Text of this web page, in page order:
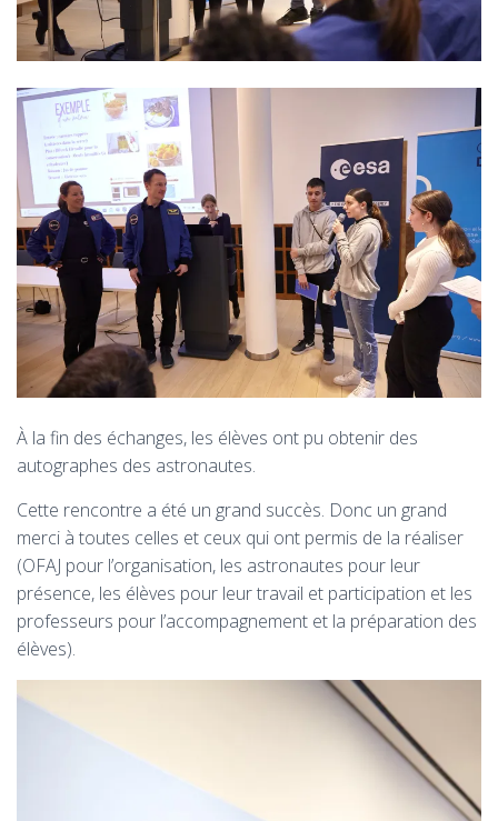
À la fin des échanges, les élèves ont pu obtenir des
autographes des astronautes.
Cette rencontre a été un grand succès. Donc un grand
merci à toutes celles et ceux qui ont permis de la réaliser
(OFAJ pour l’organisation, les astronautes pour leur
présence, les élèves pour leur travail et participation et les
professeurs pour l’accompagnement et la préparation des
élèves).